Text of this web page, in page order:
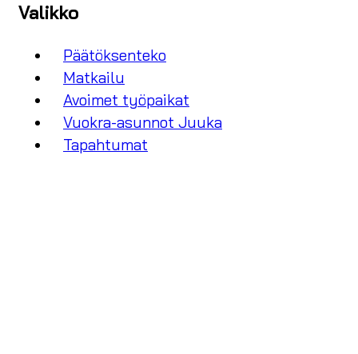
Valikko
Päätöksenteko
Matkailu
Avoimet työpaikat
Vuokra-asunnot Juuka
Tapahtumat